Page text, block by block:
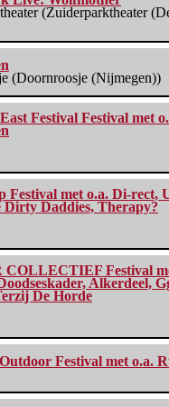
(Zuiderparktheater
(Doornroosje (Nijmegen))
Festival Festival met
Festival met o.a. Di-rect,
Dirty Daddies, Therapy?
Festival
Alkerdeel,
De Horde
Festival met o.a.